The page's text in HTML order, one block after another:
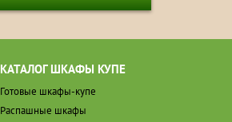
КАТАЛОГ ШКАФЫ КУПЕ
Готовые шкафы-купе
Распашные шкафы